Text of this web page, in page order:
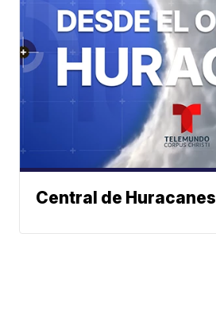
Central de Huracanes